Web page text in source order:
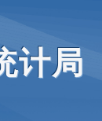
计局